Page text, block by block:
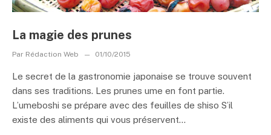
La magie des prunes
Par Rédaction Web 01/10/2015
Le secret de la gastronomie japonaise se trouve souvent
dans ses traditions. Les prunes ume en font partie.
L’umeboshi se prépare avec des feuilles de shiso S’il
existe des aliments qui vous préservent...